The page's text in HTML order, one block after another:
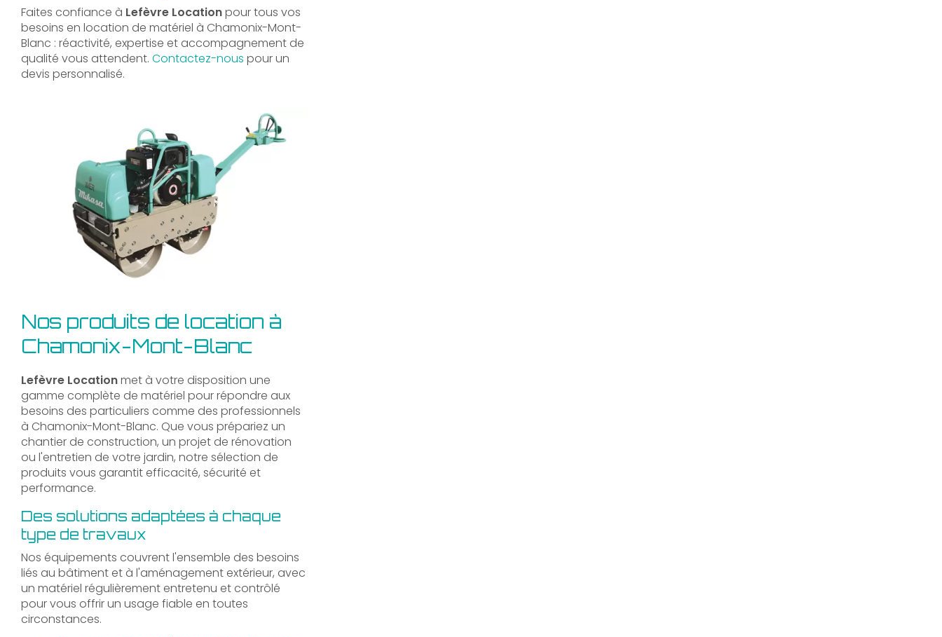
Faites confiance à Lefèvre Locationpour tous vos
besoins en location de matériel à Chamonix-Mont-
Blanc : réactivité, expertise et accompagnement de
qualité vous attendent. Contactez-nous pour un
devis personnalisé.
Nos produits de location à
Chamonix-Mont-Blanc
Lefèvre Locationmet à votre disposition une
gamme complète de matériel pour répondre aux
besoins des particuliers comme des professionnels
à Chamonix-Mont-Blanc. Que vous prépariez un
chantier de construction, un projet de rénovation
ou l'entretien de votre jardin, notre sélection de
produits vous garantit efficacité, sécurité et
performance.
Des solutions adaptées à chaque
type de travaux
Nos équipements couvrent l'ensemble des besoins
liés au bâtiment et à l'aménagement extérieur, avec
un matériel régulièrement entretenu et contrôlé
pour vous offrir un usage fiable en toutes
circonstances.